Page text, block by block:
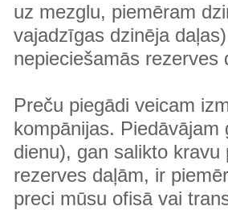
uz mezglu, piemēram
vajadzīgas dzinēja
nepieciešamās rezerves
Preču piegādi veicam
kompānijas.
dienu), gan salikto
rezerves daļām, ir
preci mūsu ofisā vai